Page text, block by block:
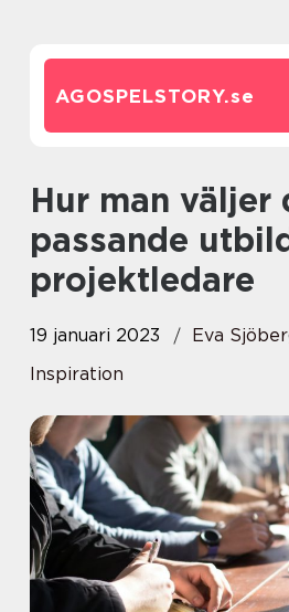
AGOSPELSTORY.se
Hur man väljer den mest
passande
projektledare
19 januari 2023
Eva
Inspiration